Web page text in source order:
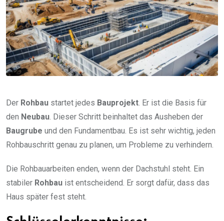
Der Rohbau startet jedes Bauprojekt . Er ist die Basis für
den Neubau . Dieser Schritt beinhaltet das Ausheben der
Baugrube und den Fundamentbau. Es ist sehr wichtig, jeden
Rohbauschritt genau zu planen, um Probleme zu verhindern.
Die Rohbauarbeiten enden, wenn der Dachstuhl steht. Ein
stabiler Rohbau ist entscheidend. Er sorgt dafür, dass das
Haus später fest steht.